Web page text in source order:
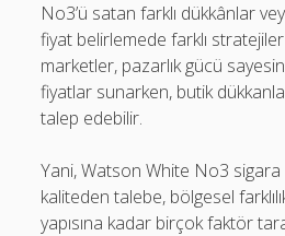
No3’ü satan farklı dükkânlar
fiyat belirlemede farklı
marketler, pazarlık gücü
fiyatlar sunarken, butik
talep edebilir.
Yani, Watson White No3 sigara
kaliteden talebe, bölgesel
yapısına kadar birçok faktör